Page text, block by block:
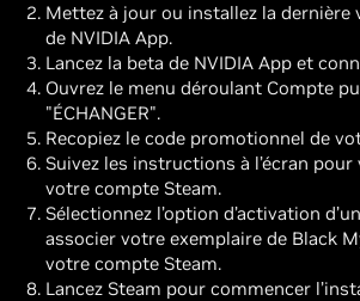
Mettez à jour ou installez la dernière
de NVIDIA App.
Lancez la beta de NVIDIA App et
Ouvrez le menu déroulant Compte
"ÉCHANGER".
Recopiez le code promotionnel de
Suivez les instructions à l’écran
votre compte Steam.
Sélectionnez l’option d’activation
associer votre exemplaire de Black
votre compte Steam.
Lancez Steam pour commencer